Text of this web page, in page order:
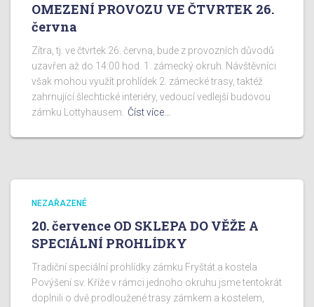
OMEZENÍ PROVOZU VE ČTVRTEK 26.
června
Zítra, tj. ve čtvrtek 26. června, bude z provozních důvodů
uzavřen až do 14:00 hod. 1. zámecký okruh. Návštěvníci
však mohou využít prohlídek 2. zámecké trasy, taktéž
zahrnující šlechtické interiéry, vedoucí vedlejší budovou
zámku Lottyhausem.
Číst více…
NEZAŘAZENÉ
20. července OD SKLEPA DO VĚŽE A
SPECIÁLNÍ PROHLÍDKY
Tradiční speciální prohlídky zámku Fryštát a kostela
Povýšení sv. Kříže v rámci jednoho okruhu jsme tentokrát
doplnili o dvě prodloužené trasy zámkem a kostelem,